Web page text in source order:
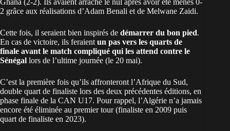
Ghana (2-2). Ils avaient arraché le nul après avoir été menés 0-
2 grâce aux réalisations d’Adam Benali et de Melwane Zaidi.
Cette fois, il seraient bien inspirés de démarrer du bon pied.
En cas de victoire, ils feraient un pas vers les quarts de
finale avant le match compliqué qui les attend contre le
Sénégal lors de l’ultime journée (le 20 mai).
C’est la première fois qu’ils affronteront l’Afrique du Sud,
double quart de finaliste lors des deux précédentes éditions, en
phase finale de la CAN U17. Pour rappel, l’Algérie n’a jamais
encore été éliminée au premier tour (finaliste en 2009 puis
quart de finaliste en 2023).